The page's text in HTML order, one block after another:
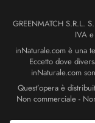
GREENMATCH S.R.L.
IVA
inNaturale.com è una
Eccetto dove
inNaturale.com
Quest’opera è
Non commerciale -